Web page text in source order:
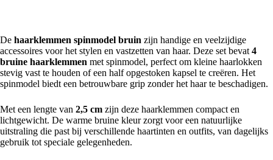
De haarklemmen spinmodel bruin zijn handige en veelzijdige
accessoires voor het stylen en vastzetten van haar. Deze set bevat 4
bruine haarklemmen met spinmodel, perfect om kleine haarlokken
stevig vast te houden of een half opgestoken kapsel te creëren. Het
spinmodel biedt een betrouwbare grip zonder het haar te beschadigen.
Met een lengte van 2,5 cm zijn deze haarklemmen compact en
lichtgewicht. De warme bruine kleur zorgt voor een natuurlijke
uitstraling die past bij verschillende haartinten en outfits, van dagelijks
gebruik tot speciale gelegenheden.